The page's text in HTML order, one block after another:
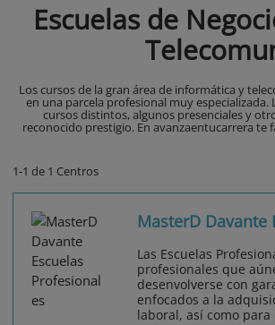
Escuelas de
Los cursos de la gran área de informática y
en una parcela profesional muy
cursos distintos, algunos presenciales y
reconocido prestigio. En avanzaentucarrera te
1-1 de 1 Centros
MasterD Davante
Las Escuelas
profesionales que
desenvolverse con
enfocados a la
laboral, así como para